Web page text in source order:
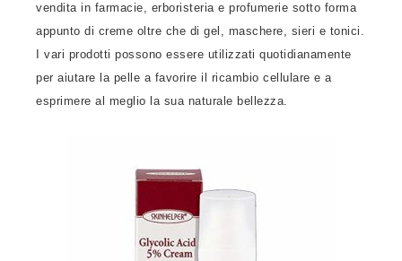
vendita in farmacie, erboristeria e profumerie sotto forma
appunto di creme oltre che di gel, maschere, sieri e tonici.
I vari prodotti possono essere utilizzati quotidianamente
per aiutare la pelle a favorire il ricambio cellulare e a
esprimere al meglio la sua naturale bellezza.